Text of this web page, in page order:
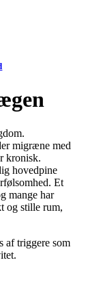
migræne med
kronisk.
hovedpine
Et
mange har
og stille rum,
af triggere som